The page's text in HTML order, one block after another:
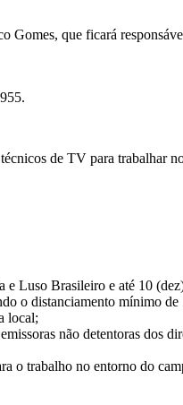
Gomes, que ficará
de TV para trabalhar
Luso Brasileiro e até 10
o distanciamento mínimo
local;
não detentoras dos
o trabalho no entorno do